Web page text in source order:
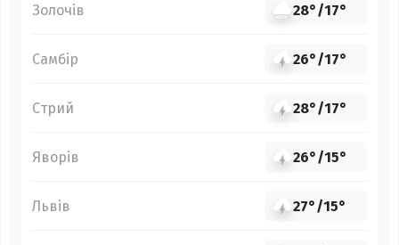
Золочів 28°/17°
Самбір 26°/17°
Стрий 28°/17°
Яворів 26°/15°
Львів 27°/15°